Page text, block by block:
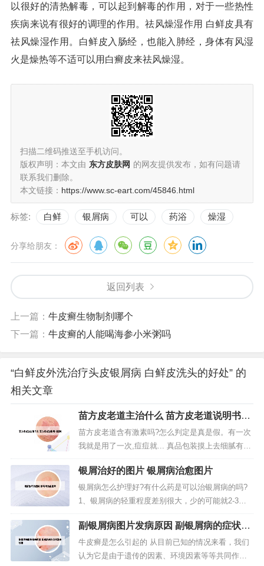
以很好的清热解毒，可以起到解毒的作用，对于一些热性
疾病来说有很好的调理的作用。祛风燥湿作用 白鲜皮具有
祛风燥湿作用。白鲜皮入肠经，也能入肺经，身体有风湿
火是燥热等不适可以用白癣皮来祛风燥湿。
扫描二维码推送至手机访问。
版权声明：本文由 东方皮肤网 的网友提供发布，如有问题请
联系我们删除。
本文链接： https://www.sc-eart.com/45846.html
标签: 白鲜 银屑病 可以 药浴 燥湿
分享给朋友：
返回列表
上一篇： 牛皮癣生物制剂哪个
下一篇： 牛皮癣的人能喝海参小米粥吗
“白鲜皮外洗治疗头皮银屑病 白鲜皮洗头的好处” 的
相关文章
苗方皮老道主治什么 苗方皮老道说明书照
片
苗方皮老道含有激素吗?怎么判定是真是假。有一次
我就是用了一次,痘痘就... 真品包装摸上去细腻有光
泽，而赝品则相对粗糙。要注意，苗方皮老道内含
激素，它可以快速让痘痘小下去，但是不适合长期
用，经常用脸上角质层变薄，很容易形成敏感肌
肤，以后再用别的护肤品的话可能会有过敏现象，
建议少用。长痘痘会引起皮肤发...
银屑治好的图片 银屑病治愈图片
银屑病怎么护理好?有什么药是可以治银屑病的吗?
1、银屑病的轻重程度差别很大，少的可能就2-3
处，只是有点红斑鳞屑，对生活质量基本没有影
响，可以外用药或者是润肤霜护理就可以。2、病情
分析：好，银屑病俗称“牛皮癣”是一种常见的易于复
发的慢性炎症性皮肤病，特征性损害为红色丘疹或
副银屑病图片发病原因 副银屑病的症状发
病过程
牛皮癣是怎么引起的 从目前已知的情况来看，我们
认为它是由于遗传的因素、环境因素等等共同作用